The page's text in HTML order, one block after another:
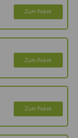
Zum Paket
Zum Paket
Zum Paket